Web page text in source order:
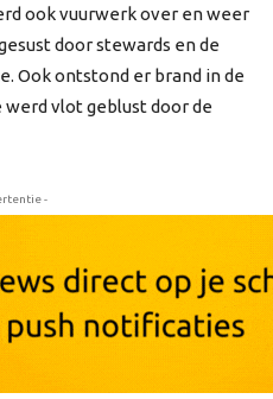
ook vuurwerk over en weer
door stewards en de
Ook ontstond er brand in de
vlot geblust door de
-